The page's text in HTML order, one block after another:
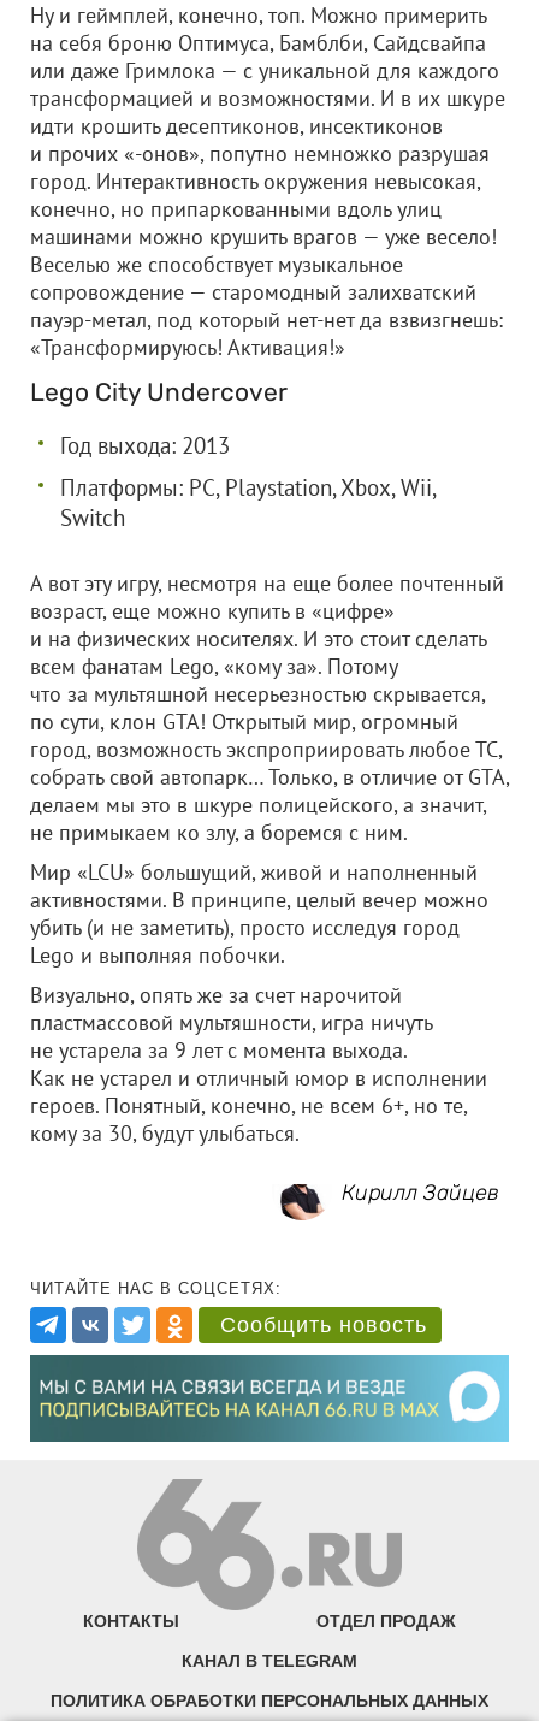
Ну и геймплей, конечно, топ. Можно примерить
на себя броню Оптимуса, Бамблби, Сайдсвайпа
или даже Гримлока — с уникальной для каждого
трансформацией и возможностями. И в их шкуре
идти крошить десептиконов, инсектиконов
и прочих «-онов», попутно немножко разрушая
город. Интерактивность окружения невысокая,
конечно, но припаркованными вдоль улиц
машинами можно крушить врагов — уже весело!
Веселью же способствует музыкальное
сопровождение — старомодный залихватский
пауэр-метал, под который нет-нет да взвизгнешь:
«Трансформируюсь! Активация!»
Lego City Undercover
Год выхода: 2013
Платформы: PC, Playstation, Xbox, Wii,
Switch
А вот эту игру, несмотря на еще более почтенный
возраст, еще можно купить в «цифре»
и на физических носителях. И это стоит сделать
всем фанатам Lego, «кому за». Потому
что за мультяшной несерьезностью скрывается,
по сути, клон GTA! Открытый мир, огромный
город, возможность экспроприировать любое ТС,
собрать свой автопарк… Только, в отличие от GTA,
делаем мы это в шкуре полицейского, а значит,
не примыкаем ко злу, а боремся с ним.
Мир «LCU» большущий, живой и наполненный
активностями. В принципе, целый вечер можно
убить (и не заметить), просто исследуя город
Lego и выполняя побочки.
Визуально, опять же за счет нарочитой
пластмассовой мультяшности, игра ничуть
не устарела за 9 лет с момента выхода.
Как не устарел и отличный юмор в исполнении
героев. Понятный, конечно, не всем 6+, но те,
кому за 30, будут улыбаться.
Кирилл Зайцев
ЧИТАЙТЕ НАС В СОЦСЕТЯХ:
Сообщить новость
КОНТАКТЫ ОТДЕЛ ПРОДАЖ
КАНАЛ В TELEGRAM
ПОЛИТИКА ОБРАБОТКИ ПЕРСОНАЛЬНЫХ ДАННЫХ